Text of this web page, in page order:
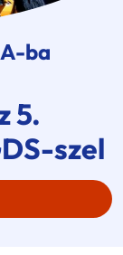
ba
5.
-szel